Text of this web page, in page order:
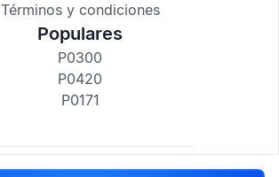
Términos y condiciones
Populares
P0300
P0420
P0171